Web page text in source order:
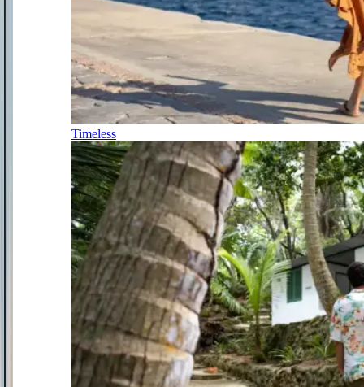
Timeless